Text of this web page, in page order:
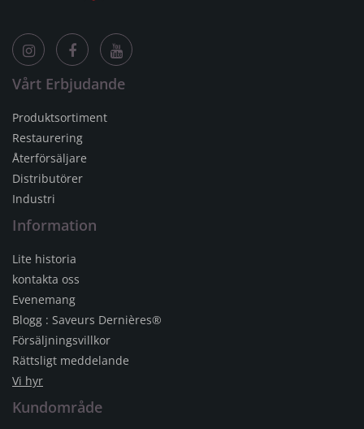
Vårt Erbjudande
Produktsortiment
Restaurering
Återförsäljare
Distributörer
Industri
Information
Lite historia
kontakta oss
Evenemang
Blogg : Saveurs Dernières®
Försäljningsvillkor
Rättsligt meddelande
Vi hyr
Kundområde